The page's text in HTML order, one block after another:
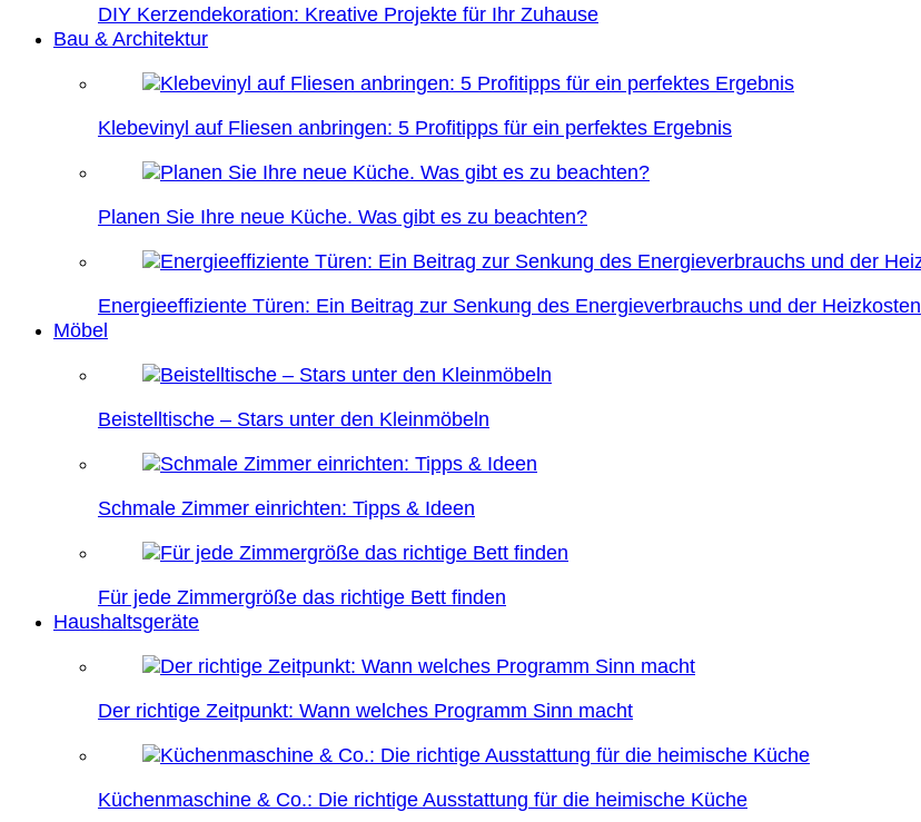
DIY Kerzendekoration: Kreative Projekte für Ihr Zuhause
Bau & Architektur
Klebevinyl auf Fliesen anbringen: 5 Profitipps für ein perfektes Ergebnis
Planen Sie Ihre neue Küche. Was gibt es zu beachten?
Energieeffiziente Türen: Ein Beitrag zur Senkung des Energieverbrauchs und der Heizkosten
Möbel
Beistelltische – Stars unter den Kleinmöbeln
Schmale Zimmer einrichten: Tipps & Ideen
Für jede Zimmergröße das richtige Bett finden
Haushaltsgeräte
Der richtige Zeitpunkt: Wann welches Programm Sinn macht
Küchenmaschine & Co.: Die richtige Ausstattung für die heimische Küche